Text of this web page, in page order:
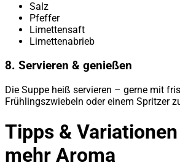
Salz
Pfeffer
Limettensaft
Limettenabrieb
8. Servieren & genießen
Die Suppe heiß servieren – gerne mit
Frühlingszwiebeln oder einem Spritzer
Tipps &
mehr Aroma